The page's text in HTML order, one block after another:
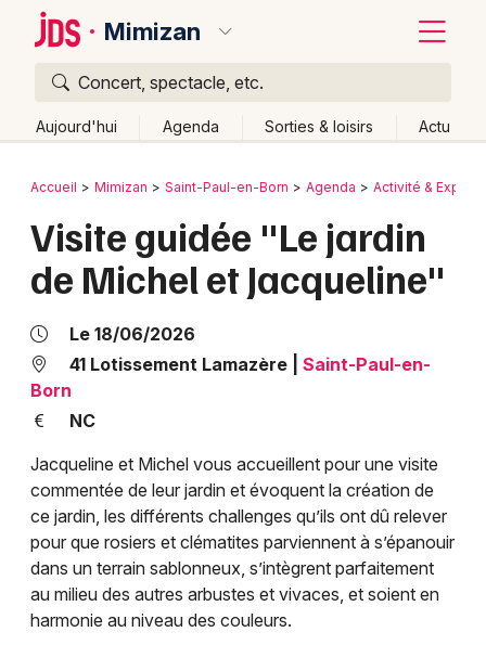
Mimizan
Concert, spectacle, etc.
Aujourd'hui Agenda Sorties & loisirs Actu
Publier un événement
Grands événements
Activité & Expérience
Manifestations
Foires & salons
Spectacles
Concerts
Sports
Bordeaux
Colmar
Lyon
Montpellier
Nantes
Nice
Paris
Retour
Accueil Mimizan Saint-Paul-en-Born Agenda Activité &
Visite guidée "Le jardin
de Michel et Jacqueline"
Le 18/06/2026
41 Lotissement Lamazère
Saint-Paul-en-
Born
NC
Jacqueline et Michel vous accueillent pour une visite
commentée de leur jardin et évoquent la création de
ce jardin, les différents challenges qu’ils ont dû relever
pour que rosiers et clématites parviennent à s’épanouir
dans un terrain sablonneux, s’intègrent parfaitement
au milieu des autres arbustes et vivaces, et soient en
harmonie au niveau des couleurs.
Quoi ?
Où ?
Près de moi
Changer de lieu
Quand ?
Effacer les dates
Aujourd'hui
Demain